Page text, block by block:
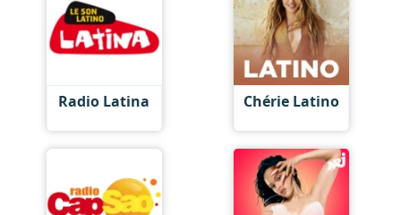
Radio Latina Chérie Latino